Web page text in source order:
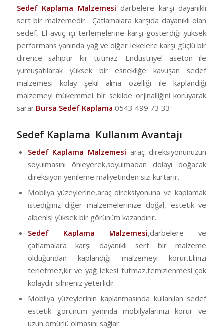
Sedef Kaplama Malzemesi darbelere karşı dayanıklı
sert bir malzemedir. Çatlamalara karşıda dayanıklı olan
sedef, El avuç içi terlemelerine karşı gösterdiği yüksek
performans yanında yağ ve diğer lekelere karşı güçlü bir
dirence sahiptir kir tutmaz. Endüstriyel aseton ile
yumuşatılarak yüksek bir esnekliğe kavuşan sedef
malzemesi kolay şekil alma özelliği ile kaplandığı
malzemeyi mükemmel bir şekilde orjinalliğini koruyarak
sarar.Bursa Sedef Kaplama 0543 499 73 33
Sedef Kaplama Kullanım Avantajı
Sedef Kaplama Malzemesi araç direksiyonunuzun
soyulmasını önleyerek,soyulmadan dolayı doğacak
direksiyon yenileme maliyetinden sizi kurtarır.
Mobilya yüzeylerine,araç direksiyonuna ve kaplamak
istediğiniz diğer malzemelerinize doğal, estetik ve
albenisi yüksek bir görünüm kazandırır.
Sedef Kaplama Malzemesi,darbelere ve
çatlamalara karşı dayanıklı sert bir malzeme
olduğundan kaplandığı malzemeyi korur.Elinizi
terletmez,kir ve yağ lekesi tutmaz,temizlenmesi çok
kolaydır silmeniz yeterlidir.
Mobilya yüzeylerinin kaplanmasında kullanılan sedef
estetik görünüm yanında mobilyalarınızı korur ve
uzun ömürlü olmasını sağlar.